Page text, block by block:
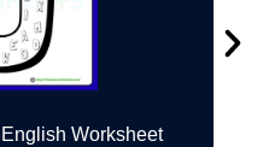
Worksheet